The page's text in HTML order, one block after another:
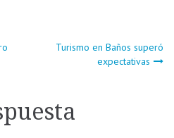
Turismo en Baños superó
expectativas